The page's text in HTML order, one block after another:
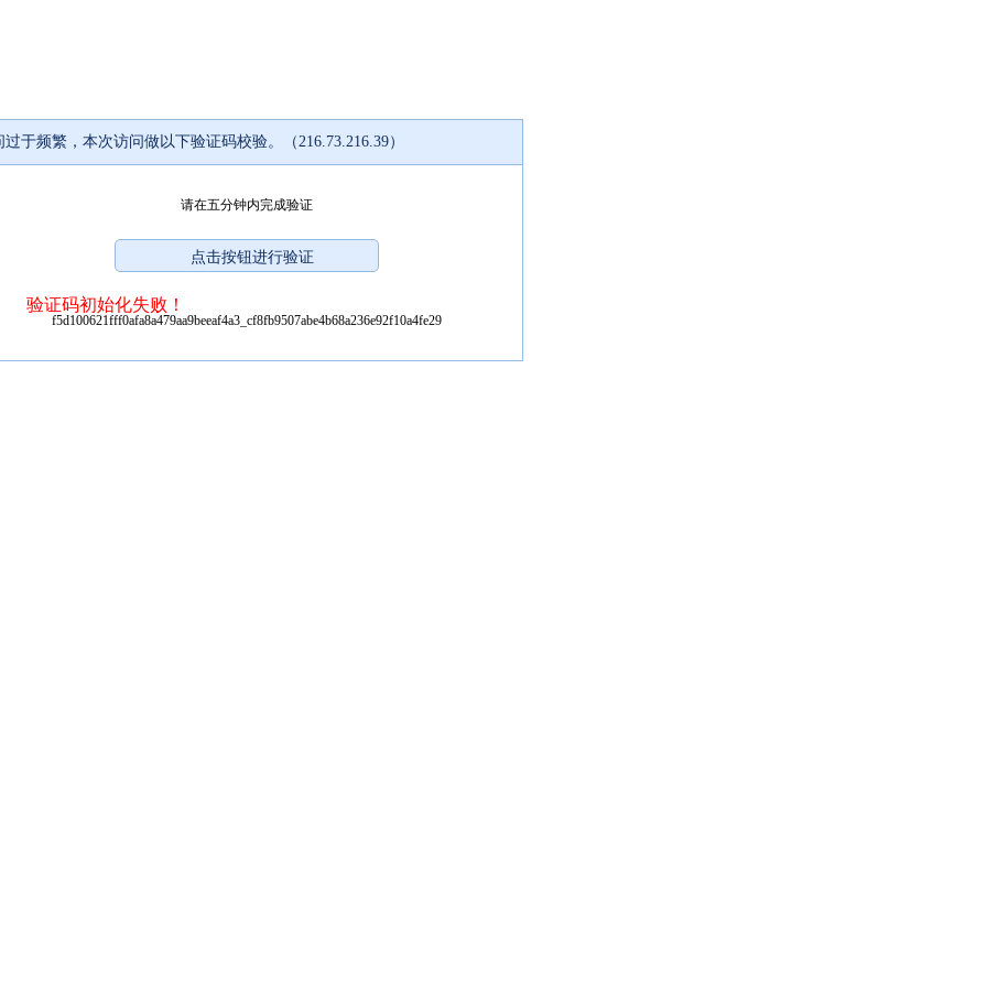
过于频繁，本次访问做以下验证码校验。（216.73.216.39）
请在五分钟内完成验证
验证码初始化失败！
f5d100621fff0afa8a479aa9beeaf4a3_cf8fb9507abe4b68a236e92f10a4fe29